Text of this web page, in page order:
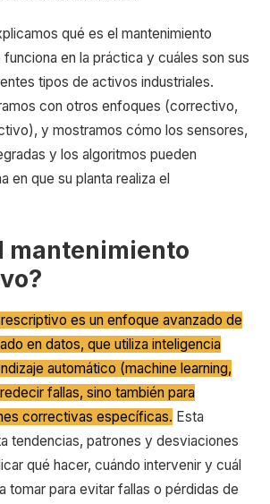
qué es el mantenimiento
en la práctica y cuáles son sus
tipos de activos industriales.
con otros enfoques (correctivo,
y mostramos cómo los sensores,
y los algoritmos pueden
en que su planta realiza el
mantenimiento
es un enfoque avanzado de
en datos, que utiliza inteligencia
automático (machine learning,
fallas, sino también para
correctivas específicas. Esta
tendencias, patrones y desviaciones
qué hacer, cuándo intervenir y cuál
tomar para evitar fallas o pérdidas de